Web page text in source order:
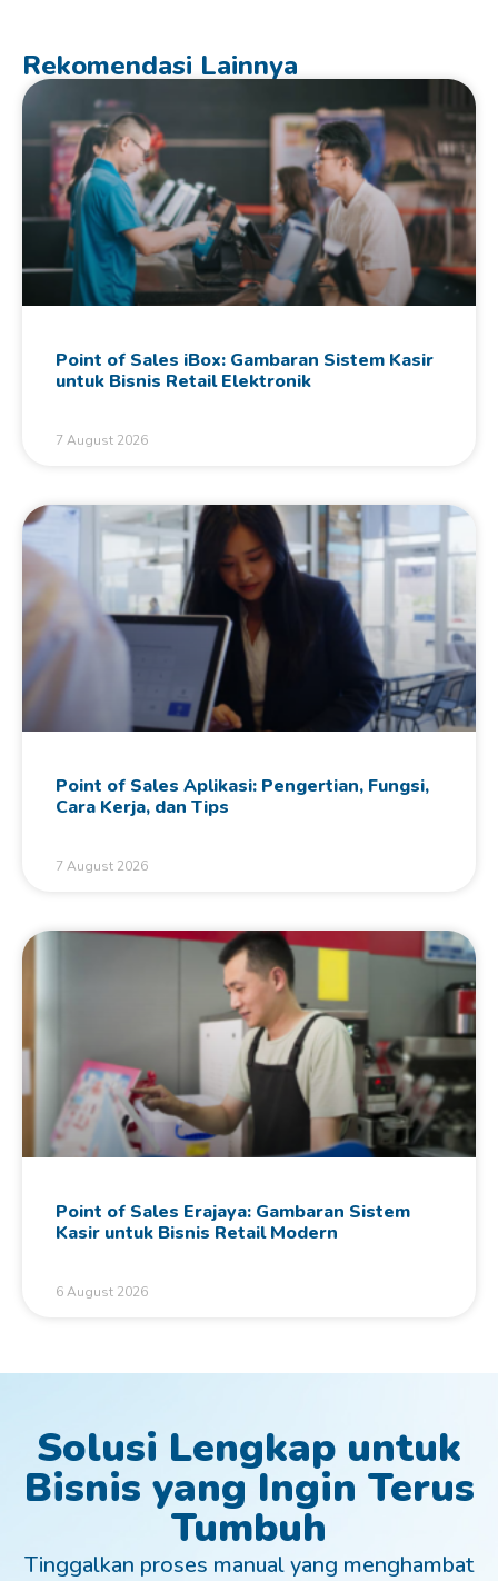
Rekomendasi Lainnya
Point of Sales iBox: Gambaran Sistem Kasir
untuk Bisnis Retail Elektronik
7 August 2026
Point of Sales Aplikasi: Pengertian, Fungsi,
Cara Kerja, dan Tips
7 August 2026
Point of Sales Erajaya: Gambaran Sistem
Kasir untuk Bisnis Retail Modern
6 August 2026
Solusi Lengkap untuk
Bisnis yang Ingin Terus
Tumbuh
Tinggalkan proses manual yang menghambat